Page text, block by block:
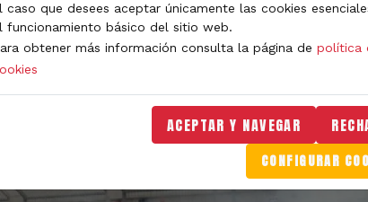
caso que desees aceptar únicamente las cookies
funcionamiento básico del sitio web.
obtener más información consulta la página de política
ACEPTAR Y NAVEGAR
CONFIGURAR